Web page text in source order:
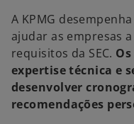
A KPMG
ajudar as empresas
requisitos da SEC.
expertise técnica e
desenvolver
recomendações